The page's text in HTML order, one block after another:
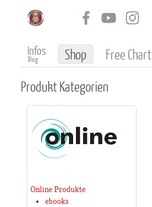
Infos
Blog Shop Free Chart
ProduktKategorien
Online Produkte
ebooks